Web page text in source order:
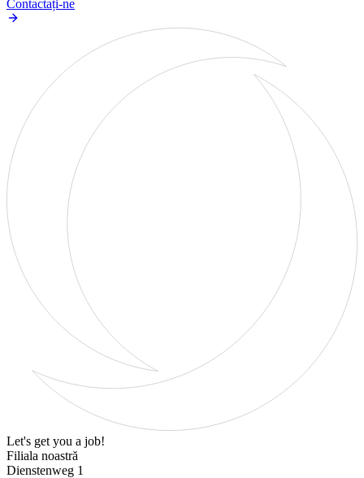
Contactați-ne
Let's get you a job!
Filiala noastră
Dienstenweg 1